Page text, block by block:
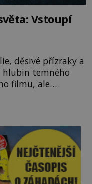
Vstoupí
děsivé přízraky a
hlubin temného
filmu, ale
lesů, které jsou
bydlící
slyšeli? A odvážili
ids="17